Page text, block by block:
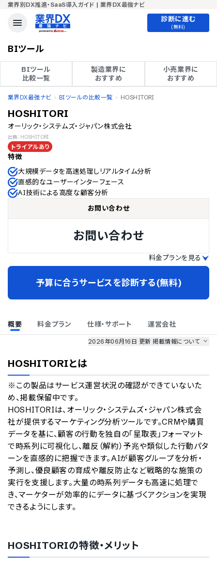
業界別DX推進・SaaS導入ガイド | 業界DX最強ナビ
診断に進む
(無料)
BIツール
BIツール
比較一覧
製造業界に
おすすめ
小売業界に
おすすめ
業界DX最強ナビ BIツールの比較一覧 HOSHITORI
HOSHITORI
オーリック・システムズ・ジャパン株式会社
出典：HOSHITORI
トライアルあり
特徴
大規模データを高速処理しリアルタイム分析
直感的なユーザーインターフェース
AI技術による高度な顧客分析
お問い合わせ
お問い合わせ
料金プランを見る
予算に合うサービスを診断する(無料)
概要 料金プラン 仕様・サポート 運営会社
2026年06月16日 更新掲載情報について
のサービスデータを参照しています。
情報更新者：業界DX最強ナビ編集部 掲載修正依頼
HOSHITORIとは
※この製品はサービス運営状況の確認ができていないた
め、掲載保留中です。
HOSHITORIは、オーリック・システムズ・ジャパン株式会
社が提供するマーケティング分析ツールです。CRMや購買
データを基に、顧客の行動を独自の「星取表」フォーマット
で時系列に可視化し、離反（解約）予兆や類似した行動パタ
ーンを直感的に把握できます。AIが顧客グループを分析・
予測し、優良顧客の育成や離反防止など戦略的な施策の
実行を支援します。大量の時系列データも高速に処理で
き、マーケターが効率的にデータに基づくアクションを実現
できるようにします。
HOSHITORIの特徴・メリット